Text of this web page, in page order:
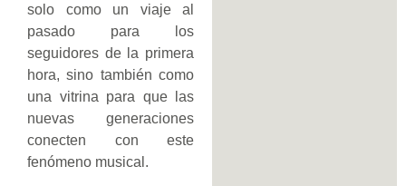
solo como un viaje al
pasado para los
seguidores de la primera
hora, sino también como
una vitrina para que las
nuevas generaciones
conecten con este
fenómeno musical.